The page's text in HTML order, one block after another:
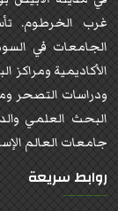
الجامعات في
الأكاديمية
ودراسات التصحر
البحث العلمي
جامعات العالم
روابط سريعة